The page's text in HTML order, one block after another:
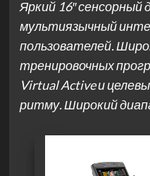
Яркий 16″ сенсорный
мультиязычный
пользователей.
тренировочных
Virtual Active и
ритму. Широкий